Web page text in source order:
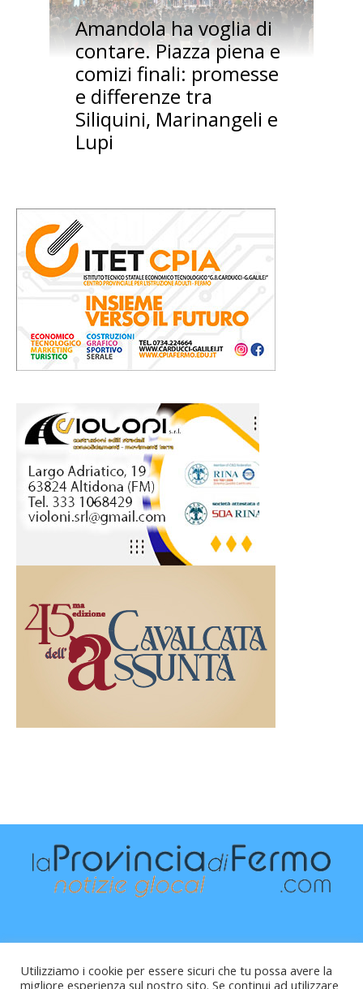
Amandola ha voglia di
contare. Piazza piena e
comizi finali: promesse
e differenze tra
Siliquini, Marinangeli e
Lupi
Utilizziamo i cookie per essere sicuri che tu possa avere la
migliore esperienza sul nostro sito. Se continui ad utilizzare